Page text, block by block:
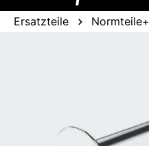
Ersatzteile Normteile+